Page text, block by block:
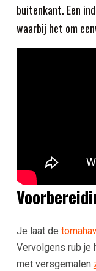
buitenkant. Een
waarbij het om
Je laat de
Vervolgens rub je
met versgemalen